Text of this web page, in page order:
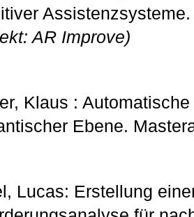
AR Improve)
Klaus :
Ebene.
Lucas: Erstellung